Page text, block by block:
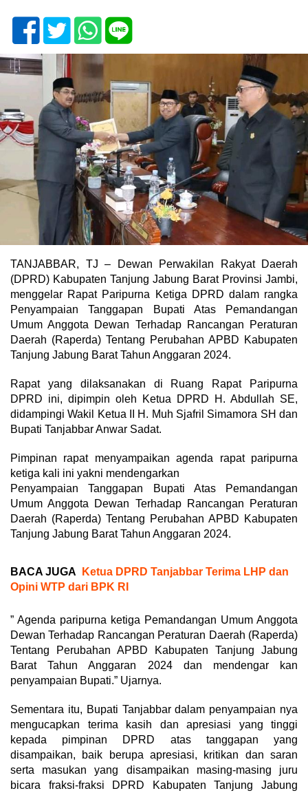
TANJABBAR, TJ – Dewan Perwakilan Rakyat Daerah
(DPRD) Kabupaten Tanjung Jabung Barat Provinsi Jambi,
menggelar Rapat Paripurna Ketiga DPRD dalam rangka
Penyampaian Tanggapan Bupati Atas Pemandangan
Umum Anggota Dewan Terhadap Rancangan Peraturan
Daerah (Raperda) Tentang Perubahan APBD Kabupaten
Tanjung Jabung Barat Tahun Anggaran 2024.
Rapat yang dilaksanakan di Ruang Rapat Paripurna
DPRD ini, dipimpin oleh Ketua DPRD H. Abdullah SE,
didampingi Wakil Ketua II H. Muh Sjafril Simamora SH dan
Bupati Tanjabbar Anwar Sadat.
Pimpinan rapat menyampaikan agenda rapat paripurna
ketiga kali ini yakni mendengarkan
Penyampaian Tanggapan Bupati Atas Pemandangan
Umum Anggota Dewan Terhadap Rancangan Peraturan
Daerah (Raperda) Tentang Perubahan APBD Kabupaten
Tanjung Jabung Barat Tahun Anggaran 2024.
BACA JUGA
Ketua DPRD Tanjabbar Terima LHP dan
Opini WTP dari BPK RI
” Agenda paripurna ketiga Pemandangan Umum Anggota
Dewan Terhadap Rancangan Peraturan Daerah (Raperda)
Tentang Perubahan APBD Kabupaten Tanjung Jabung
Barat Tahun Anggaran 2024 dan mendengar kan
penyampaian Bupati.” Ujarnya.
Sementara itu, Bupati Tanjabbar dalam penyampaian nya
mengucapkan terima kasih dan apresiasi yang tinggi
kepada pimpinan DPRD atas tanggapan yang
disampaikan, baik berupa apresiasi, kritikan dan saran
serta masukan yang disampaikan masing-masing juru
bicara fraksi-fraksi DPRD Kabupaten Tanjung Jabung